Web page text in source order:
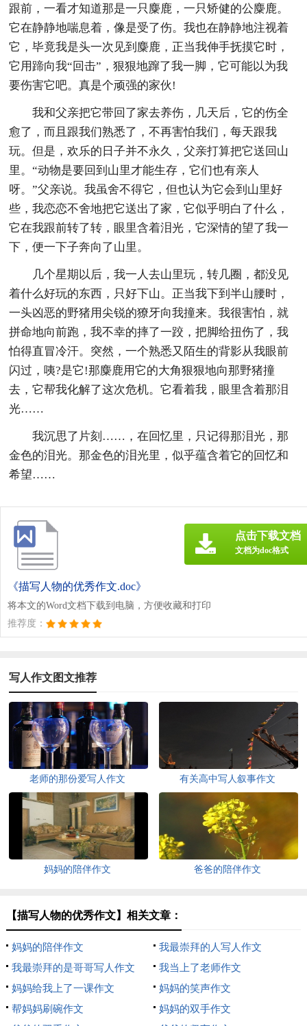
跟前，一看才知道那是一只麋鹿，一只矫健的公麋鹿。
它在静静地喘息着，像是受了伤。我也在静静地注视着
它，毕竟我是头一次见到麋鹿，正当我伸手抚摸它时，
它用蹄向我“回击”，狠狠地蹿了我一脚，它可能以为我
要伤害它吧。真是个顽强的家伙!
我和父亲把它带回了家去养伤，几天后，它的伤全
愈了，而且跟我们熟悉了，不再害怕我们，每天跟我
玩。但是，欢乐的日子并不永久，父亲打算把它送回山
里。“动物是要回到山里才能生存，它们也有亲人
呀。”父亲说。我虽舍不得它，但也认为它会到山里好
些，我恋恋不舍地把它送出了家，它似乎明白了什么，
它在我跟前转了转，眼里含着泪光，它深情的望了我一
下，便一下子奔向了山里。
几个星期以后，我一人去山里玩，转几圈，都没见
着什么好玩的东西，只好下山。正当我下到半山腰时，
一头凶恶的野猪用尖锐的獠牙向我撞来。我很害怕，就
拼命地向前跑，我不幸的摔了一跤，把脚给扭伤了，我
怕得直冒冷汗。突然，一个熟悉又陌生的背影从我眼前
闪过，咦?是它!那麋鹿用它的大角狠狠地向那野猪撞
去，它帮我化解了这次危机。它看着我，眼里含着那泪
光……
我沉思了片刻……，在回忆里，只记得那泪光，那
金色的泪光。那金色的泪光里，似乎蕴含着它的回忆和
希望……
《描写人物的优秀作文.doc》
将本文的Word文档下载到电脑，方便收藏和打印
推荐度：
点击下载文档
文档为doc格式
写人作文图文推荐
老师的那份爱写人作文 有关高中写人叙事作文
妈妈的陪伴作文 爸爸的陪伴作文
【描写人物的优秀作文】相关文章：
妈妈的陪伴作文
我最崇拜的人写人作文
我最崇拜的是哥哥写人作文
我当上了老师作文
妈妈给我上了一课作文
妈妈的笑声作文
帮妈妈刷碗作文
妈妈的双手作文